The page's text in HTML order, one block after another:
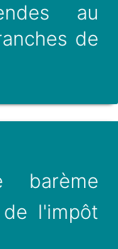
au
de
l'impôt